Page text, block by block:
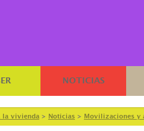
NOTICIAS
la vivienda > Notícias > Movilizaciones y